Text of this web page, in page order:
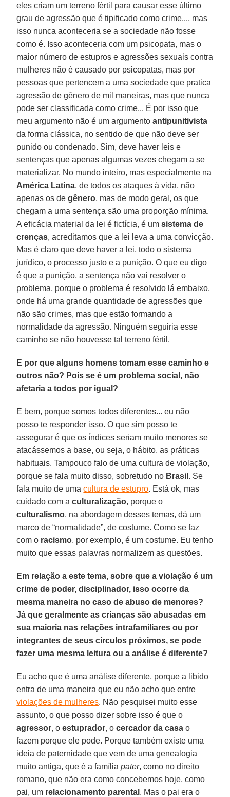
eles criam um terreno fértil para causar esse último
grau de agressão que é tipificado como crime..., mas
isso nunca aconteceria se a sociedade não fosse
como é. Isso aconteceria com um psicopata, mas o
maior número de estupros e agressões sexuais contra
mulheres não é causado por psicopatas, mas por
pessoas que pertencem a uma sociedade que pratica
agressão de gênero de mil maneiras, mas que nunca
pode ser classificada como crime... É por isso que
meu argumento não é um argumentoantipunitivista
da forma clássica, no sentido de que não deve ser
punido ou condenado. Sim, deve haver leis e
sentenças que apenas algumas vezes chegam a se
materializar. No mundo inteiro, mas especialmente na
América Latina, de todos os ataques à vida, não
apenas os degênero, mas de modo geral, os que
chegam a uma sentença são uma proporção mínima.
A eficácia material da lei é fictícia, é umsistema de
crenças, acreditamos que a lei leva a uma convicção.
Mas é claro que deve haver a lei, todo o sistema
jurídico, o processo justo e a punição. O que eu digo
é que a punição, a sentença não vai resolver o
problema, porque o problema é resolvido lá embaixo,
onde há uma grande quantidade de agressões que
não são crimes, mas que estão formando a
normalidade da agressão. Ninguém seguiria esse
caminho se não houvesse tal terreno fértil.
E por que alguns homens tomam esse caminho e
outros não? Pois se é um problema social, não
afetaria a todos por igual?
E bem, porque somos todos diferentes... eu não
posso te responder isso. O que sim posso te
assegurar é que os índices seriam muito menores se
atacássemos a base, ou seja, o hábito, as práticas
habituais. Tampouco falo de uma cultura de violação,
porque se fala muito disso, sobretudo no Brasil . Se
fala muito de umacultura de estupro. Está ok, mas
cuidado com aculturalização, porque o
culturalismo, na abordagem desses temas, dá um
marco de “normalidade”, de costume. Como se faz
com o racismo, por exemplo, é um costume. Eu tenho
muito que essas palavras normalizem as questões.
Em relação a este tema, sobre que a violação é um
crime de poder, disciplinador, isso ocorre da
mesma maneira no caso de abuso de menores?
Já que geralmente as crianças são abusadas em
sua maioria nas relações intrafamiliares ou por
integrantes de seus círculos próximos, se pode
fazer uma mesma leitura ou a análise é diferente?
Eu acho que é uma análise diferente, porque a libido
entra de uma maneira que eu não acho que entre
violações de mulheres. Não pesquisei muito esse
assunto, o que posso dizer sobre isso é que o
agressor, oestuprador, ocercador da casa o
fazem porque ele pode. Porque também existe uma
ideia de paternidade que vem de uma genealogia
muito antiga, que é a famíliapater, como no direito
romano, que não era como concebemos hoje, como
pai, um relacionamento parental . Mas o pai era o